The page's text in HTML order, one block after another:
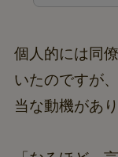
個人的には同
いたのですが
当な動機があ